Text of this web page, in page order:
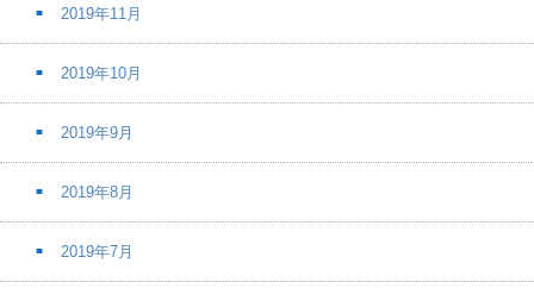
2019年11月
2019年10月
2019年9月
2019年8月
2019年7月